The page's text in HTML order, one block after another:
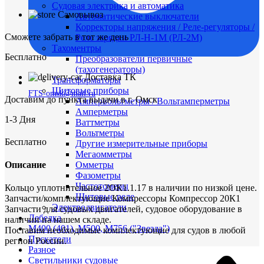
FTS-omsk@mail.ru
Судовая электрика и автоматика
Автоматические выключатели
Корректоры напряжения / Реле-регуляторы /
Реле зарядки РЛ-Н-1М (РЛ-2М)
Тахоментры
Преобразователи первичные
(тахогенераторы)
Трансформаторы
Щитовые приборы
Ампервольтметры / Вольтамперметры
Амперметры
Ваттметры
Вольтметры
Другие измерительные приборы
Мегаомметры
Омметры
Фазометры
Частотомеры
Щитовые реле
Электродвигатели
Лебедка
М400 (401), М500, М756 ("Звезда")
Пускатели
Разное
Светильники судовые
Самовывоз
Сможете забрать в тот же день
Бесплатно
Доставка ТК
Доставим до пункта выдачи в г. Омск
1-3 Дня
Бесплатно
Описание
Кольцо уплотнительное 2ОК1.1.17 в наличии по низкой цене.
Запчасти/комплектующие Компрессоры Компрессор 20К1
Запчасти для судовых двигателей, судовое оборудование в
наличии на нашем складе.
Поставим необходимые комплектующие для судов в любой
регион России.